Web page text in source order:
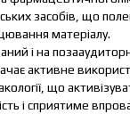
засобів, що
матеріалу.
і на
активне
що
і сприятиме